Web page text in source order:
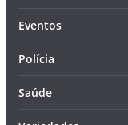
Eventos
Polícia
Saúde